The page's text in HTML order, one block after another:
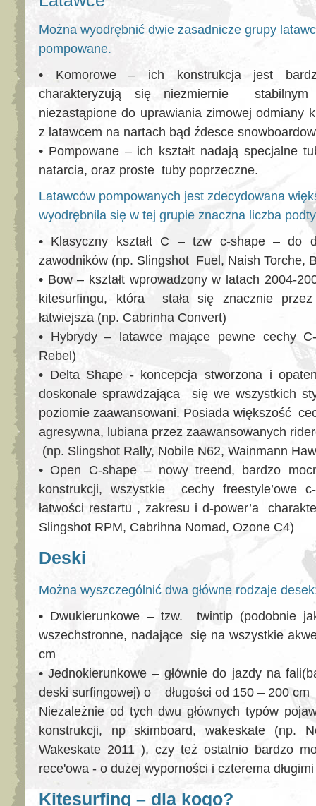
Można wyodrębnić dwie zasadnicze grupy
pompowane.
• Komorowe – ich konstrukcja jest
charakteryzują się niezmiernie
niezastąpione do uprawiania zimowej odmiany
z latawcem na nartach bąd źdesce
• Pompowane – ich kształt nadają specjalne
natarcia, oraz proste tuby poprzeczne.
Latawców pompowanych jest zdecydowana
wyodrębniła się w tej grupie znaczna liczba
• Klasyczny kształt C – tzw c-shape – do
zawodników (np. Slingshot Fuel, Naish Torche,
• Bow – kształt wprowadzony w latach 2004-
kitesurfingu, która stała się znacznie
łatwiejsza (np. Cabrinha Convert)
• Hybrydy – latawce mające pewne cechy
Rebel)
• Delta Shape - koncepcja stworzona i
doskonale sprawdzająca się we wszystkich
poziomie zaawansowani. Posiada większość
agresywna, lubiana przez zaawansowanych
(np. Slingshot Rally, Nobile N62, Wainmann
• Open C-shape – nowy treend, bardzo
konstrukcji, wszystkie cechy freestyle’owe
łatwości restartu , zakresu i d-power’a
Slingshot RPM, Cabrihna Nomad, Ozone C4)
Deski
Można wyszczególnić dwa główne rodzaje
• Dwukierunkowe – tzw. twintip (podobnie
wszechstronne, nadające się na wszystkie
cm
• Jednokierunkowe – głównie do jazdy na
deski surfingowej) o długości od 150 – 200 cm
Niezależnie od tych dwu głównych typów
konstrukcji, np skimboard, wakeskate (np.
Wakeskate 2011 ), czy też ostatnio bardzo
rece'owa - o dużej wyporności i czterema
Kitesurfing – dla kogo?